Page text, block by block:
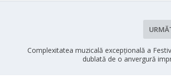
Complexitatea muzicală excepțională a
dublată de o anvergură